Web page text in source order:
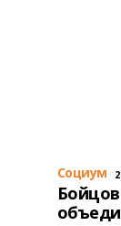
Cоциум